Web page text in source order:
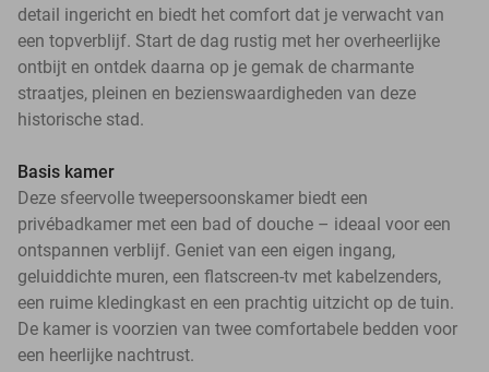
detail ingericht en biedt het comfort dat je verwacht van
een topverblijf. Start de dag rustig met her overheerlijke
ontbijt en ontdek daarna op je gemak de charmante
straatjes, pleinen en bezienswaardigheden van deze
historische stad.
Basis kamer
Deze sfeervolle tweepersoonskamer biedt een
privébadkamer met een bad of douche – ideaal voor een
ontspannen verblijf. Geniet van een eigen ingang,
geluiddichte muren, een flatscreen-tv met kabelzenders,
een ruime kledingkast en een prachtig uitzicht op de tuin.
De kamer is voorzien van twee comfortabele bedden voor
een heerlijke nachtrust.